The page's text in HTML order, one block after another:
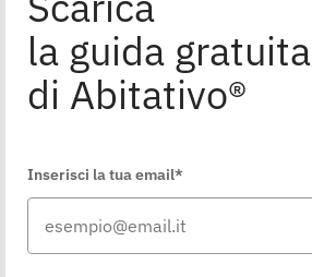
la guida gratuita
di Abitativo®
Inserisci la tua email*